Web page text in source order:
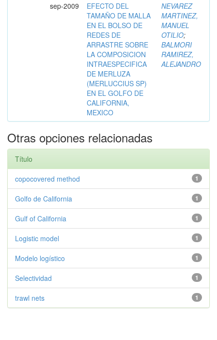
sep-2009
EFECTO DEL
TAMAÑO DE MALLA
EN EL BOLSO DE
REDES DE
ARRASTRE SOBRE
LA COMPOSICION
INTRAESPECIFICA
DE MERLUZA
(MERLUCCIUS SP)
EN EL GOLFO DE
CALIFORNIA,
MEXICO
NEVAREZ
MARTINEZ,
MANUEL
OTILIO;
BALMORI
RAMIREZ,
ALEJANDRO
Otras opciones relacionadas
Título
1
copocovered method
1
Golfo de California
1
Gulf of California
1
Logistic model
1
Modelo logístico
1
Selectividad
1
trawl nets